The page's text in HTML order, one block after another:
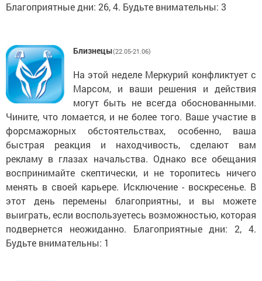
Благоприятные дни: 26, 4. Будьте внимательны: 3
Близнецы(22.05-21.06)
На этой неделе Меркурий конфликтует с
Марсом, и ваши решения и действия
могут быть не всегда обоснованными.
Чините, что ломается, и не более того. Ваше участие в
форсмажорных обстоятельствах, особенно, ваша
быстрая реакция и находчивость, сделают вам
рекламу в глазах начальства. Однако все обещания
воспринимайте скептически, и не торопитесь ничего
менять в своей карьере. Исключение - воскресенье. В
этот день перемены благоприятны, и вы можете
выиграть, если воспользуетесь возможностью, которая
подвернется неожиданно. Благоприятные дни: 2, 4.
Будьте внимательны: 1